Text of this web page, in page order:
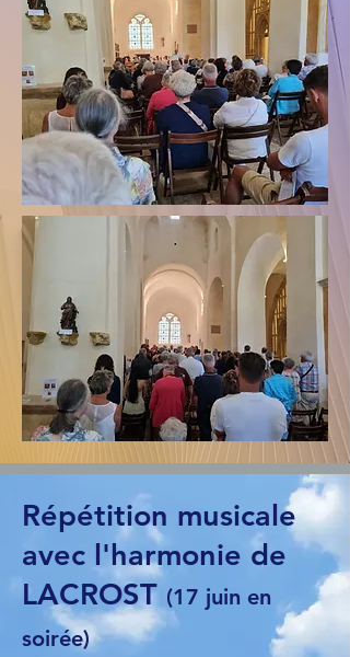
Répétition musicale
avec l'harmonie de
LACROST (17 juin en
soirée)